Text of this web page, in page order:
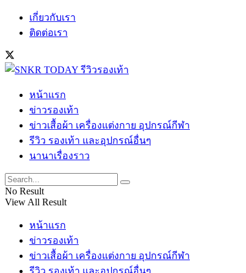
เกี่ยวกับเรา
ติดต่อเรา
หน้าแรก
ข่าวรองเท้า
ข่าวเสื้อผ้า เครื่องแต่งกาย อุปกรณ์กีฬา
รีวิว รองเท้า และอุปกรณ์อื่นๆ
นานาเรื่องราว
No Result
View All Result
หน้าแรก
ข่าวรองเท้า
ข่าวเสื้อผ้า เครื่องแต่งกาย อุปกรณ์กีฬา
รีวิว รองเท้า และอุปกรณ์อื่นๆ